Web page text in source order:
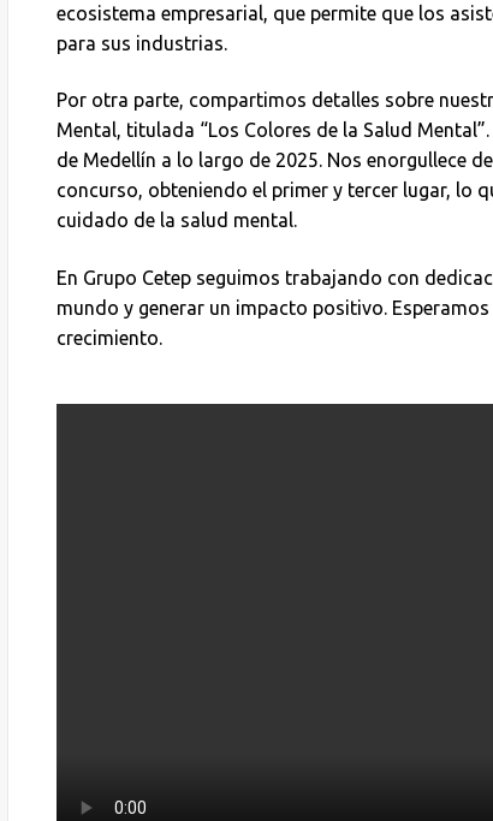
ecosistema empresarial, que permite que los
para sus industrias.
Por otra parte, compartimos detalles sobre
Mental, titulada “Los Colores de la Salud
de Medellín a lo largo de 2025. Nos enorgullece
concurso, obteniendo el primer y tercer lugar, lo
cuidado de la salud mental.
En Grupo Cetep seguimos trabajando con
mundo y generar un impacto positivo.
crecimiento.